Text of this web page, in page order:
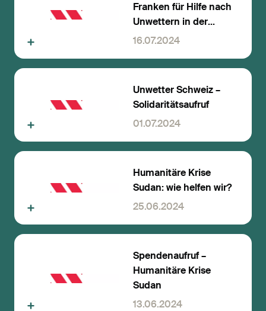
Franken für Hilfe nach
Unwettern in der
Schweiz gesammelt
16.07.2024
Unwetter Schweiz –
Solidaritätsaufruf
01.07.2024
Humanitäre Krise
Sudan: wie helfen wir?
25.06.2024
Spendenaufruf –
Humanitäre Krise
Sudan
13.06.2024